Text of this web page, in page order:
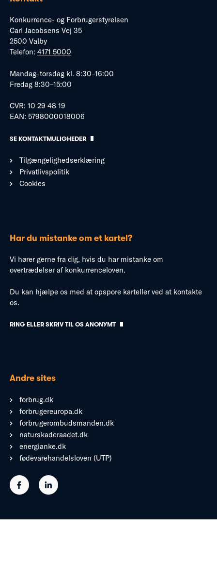
Konkurrence- og Forbrugerstyrelsen
Carl Jacobsens Vej 35
2500 Valby
Telefon: 4171 5000
Mandag–torsdag kl. 8:30–16:00
Fredag 8:30–15:00
CVR: 10 29 48 19
EAN: 5798000018006
SE KONTAKTMULIGHEDER
Tilgængelighedserklæring
Privatlivspolitik
Cookies
Har du mistanke om et kartel?
Vi hører gerne fra dig, hvis du har mistanke om
overtrædelser af konkurrenceloven.
Du kan hjælpe os med at opspore karteller ved at kontakte
os.
RING ELLER SKRIV TIL OS ANONYMT
Andre sites
forbrug.dk
forbrugereuropa.dk
forbrugerombudsmanden.dk
naturskaderaadet.dk
energianke.dk
fødevarehandelsloven (UTP)